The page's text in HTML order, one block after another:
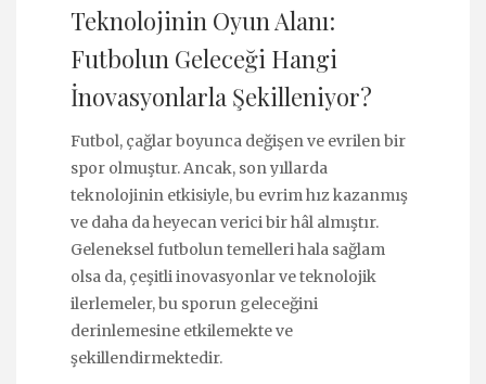
Teknolojinin Oyun Alanı:
Futbolun Geleceği Hangi
İnovasyonlarla Şekilleniyor?
Futbol, çağlar boyunca değişen ve evrilen bir
spor olmuştur. Ancak, son yıllarda
teknolojinin etkisiyle, bu evrim hız kazanmış
ve daha da heyecan verici bir hâl almıştır.
Geleneksel futbolun temelleri hala sağlam
olsa da, çeşitli inovasyonlar ve teknolojik
ilerlemeler, bu sporun geleceğini
derinlemesine etkilemekte ve
şekillendirmektedir.